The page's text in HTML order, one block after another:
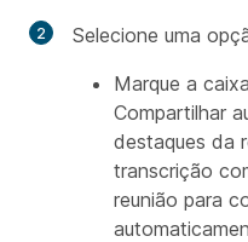
Selecione uma
Marque a
Compartilhar
destaques da
transcrição
reunião para